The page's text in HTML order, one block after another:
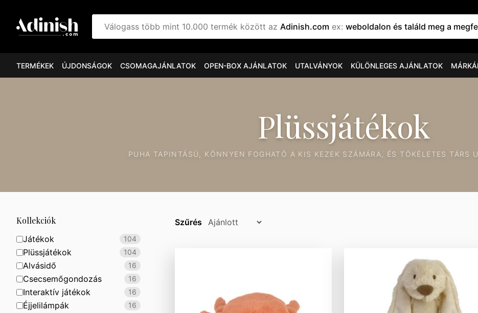
Válogass több mint 10.000 termék között az Adinish.com ex: weboldalon és találd meg a megfelelő babakocsit, hasleszorító
TERMÉKEK ÚJDONSÁGOK CSOMAGAJÁNLATOK OPEN-BOX AJÁNLATOK UTALVÁNYOK KÜLÖNLEGES AJÁNLATOK
Plüssjátékok
PUHA TAPINTÁSÚ, KÖNNYEN FOGHATÓ A KIS KEZEK SZÁMÁRA, ÉS TÖKÉLETES TÁRS
Kollekciók
Játékok 104
Plüssjátékok 104
Alvásidő 16
Csecsemőgondozás 16
Interaktív játékok 16
Éjjelilámpák 16
Szűrés